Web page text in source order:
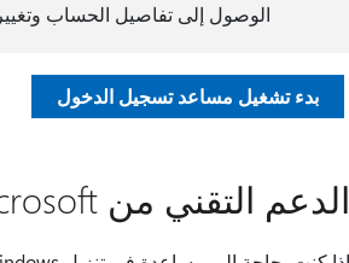
الوصول إلى تفاصيل الحساب
بدء تشغيل مساعد تسجيل الدخول
الدعم التقني من Microsoft